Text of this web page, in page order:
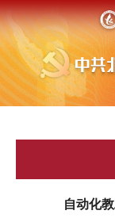
自动化